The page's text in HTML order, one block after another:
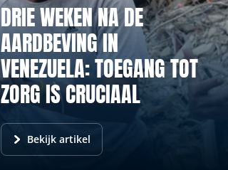
DRIE WEKEN NA DE
AARDBEVING IN
VENEZUELA: TOEGANG TOT
ZORG IS CRUCIAAL
Bekijk artikel